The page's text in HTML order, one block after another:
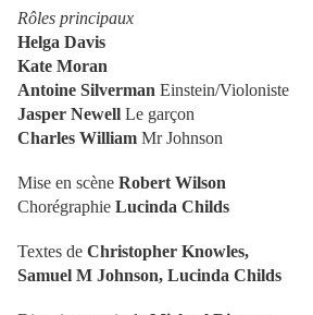
Rôles principaux
Helga Davis
Kate Moran
Antoine Silverman Einstein/Violoniste
Jasper Newell Le garçon
Charles William Mr Johnson
Mise en scène Robert Wilson
Chorégraphie Lucinda Childs
Textes de Christopher Knowles,
Samuel M Johnson, Lucinda Childs